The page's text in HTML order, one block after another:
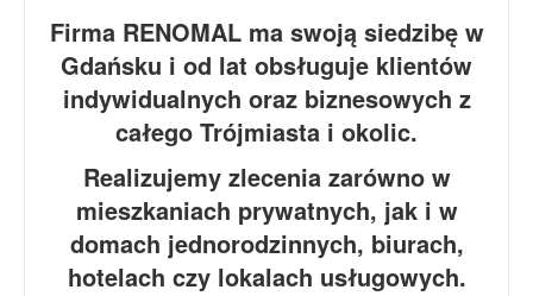
Firma RENOMAL ma swoją siedzibę w
Gdańsku i od lat obsługuje klientów
indywidualnych oraz biznesowych z
całego Trójmiasta i okolic.
Realizujemy zlecenia zarówno w
mieszkaniach prywatnych, jak i w
domach jednorodzinnych, biurach,
hotelach czy lokalach usługowych.